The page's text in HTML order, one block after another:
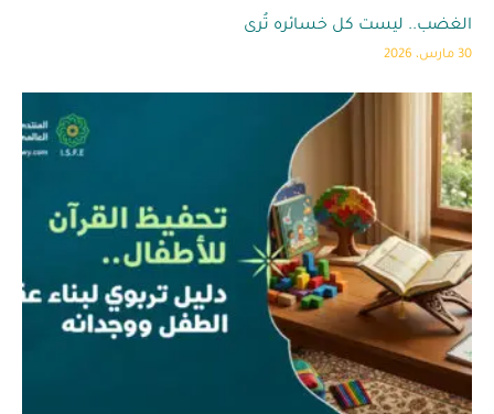
الغضب.. ليست كل خسائره تُرى
30 مارس، 2026